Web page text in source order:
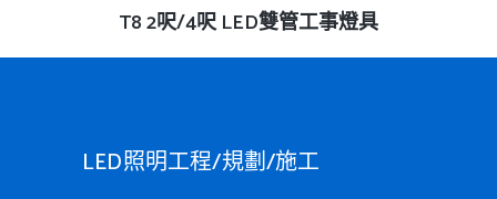
查看內容
T8 2呎/4呎 LED雙管工事燈具
LED照明工程/規劃/施工